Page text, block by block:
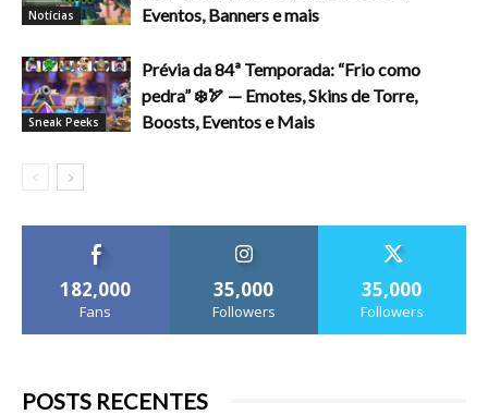
Notícias
Eventos, Banners e mais
Sneak Peeks
Prévia da 84ª Temporada: “Frio como
pedra” ❄️🏹 — Emotes, Skins de Torre,
Boosts, Eventos e Mais
182,000
Fans
35,000
Followers
35,000
Followers
POSTS RECENTES